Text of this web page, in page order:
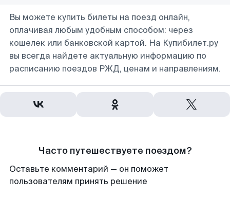
Вы можете купить билеты на поезд онлайн,
оплачивая любым удобным способом: через
кошелек или банковской картой. На Купибилет.ру
вы всегда найдете актуальную информацию по
расписанию поездов РЖД, ценам и направлениям.
Часто путешествуете поездом?
Оставьте комментарий — он поможет
пользователям принять решение